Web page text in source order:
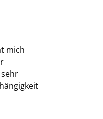
mich